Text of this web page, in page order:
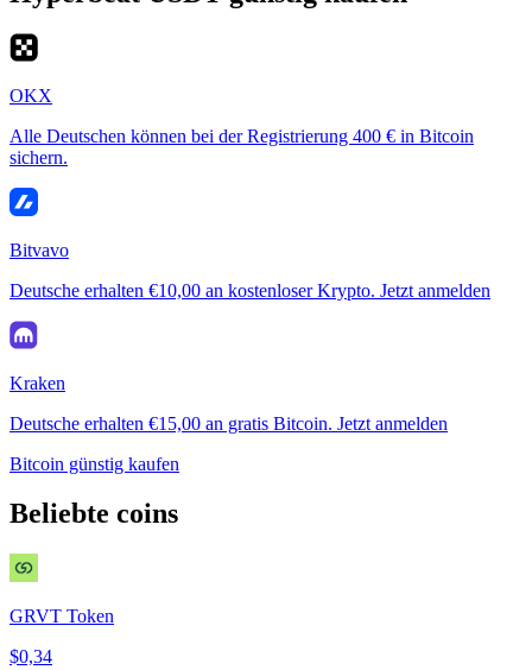
OKX
Alle Deutschen können bei der Registrierung 400 € in Bitcoin
sichern.
Bitvavo
Deutsche erhalten €10,00 an kostenloser Krypto. Jetzt anmelden
Kraken
Deutsche erhalten €15,00 an gratis Bitcoin. Jetzt anmelden
Bitcoin günstig kaufen
Beliebte coins
GRVT Token
$0,34